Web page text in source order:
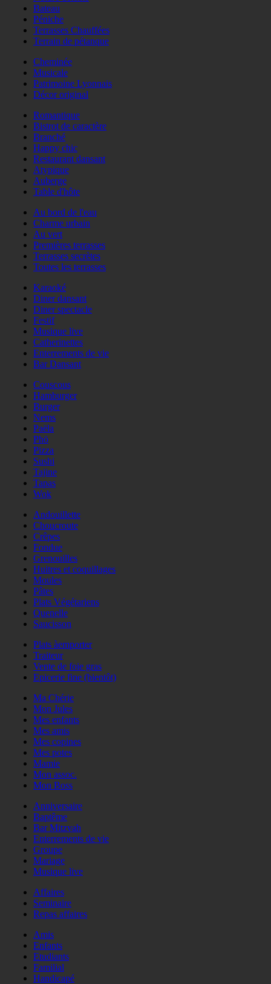
Bateau
Péniche
Terrasses Chauffées
Terrain de pétanque
Cheminée
Musicale
Patrimoine Lyonnais
Décor original
Romantique
Bistrot de caractère
Branché
Happy chic
Restaurant dansant
Atypique
Auberge
Table d'hôte
Au bord de l'eau
Charme urbain
Au vert
Premières terrasses
Terrasses secrètes
Toutes les terrasses
Karaoké
Diner dansant
Diner spectacle
Festif
Musique live
Catherinettes
Enterrements de vie
Bar Dansant
Couscous
Hamburger
Burger
Nems
Paëla
Phö
Pizza
Sushi
Tajine
Tapas
Wok
Andouillette
Choucroute
Crêpes
Fondue
Grenouilles
Huitres et coquillages
Moules
Pâtes
Plats Végétariens
Quenelle
Saucisson
Plats àemporter
Traiteur
Vente de foie gras
Epicerie fine (bientôt)
Ma Chérie
Mon Jules
Mes enfants
Mes amis
Mes copines
Mes potes
Mamie
Mon assoc.
Mon Boss
Anniversaire
Baptême
Bar Mitzvah
Enterrements de vie
Groupe
Mariage
Musique live
Affaires
Seminaire
Repas affaires
Amis
Enfants
Etudiants
Familial
Handicapé